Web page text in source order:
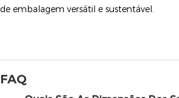
de embalagem versátil e sustentável.
FAQ